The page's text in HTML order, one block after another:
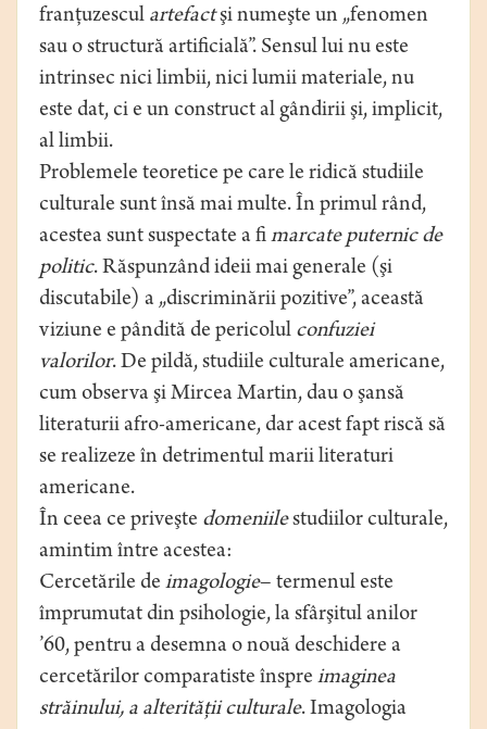
franţuzescul artefactşi numeşte un „fenomen
sau o structură artificială”. Sensul lui nu este
intrinsec nici limbii, nici lumii materiale, nu
este dat, ci e un construct al gândirii şi, implicit,
al limbii.
Problemele teoretice pe care le ridică studiile
culturale sunt însă mai multe. În primul rând,
acestea sunt suspectate a fimarcate puternic de
politic. Răspunzând ideii mai generale (şi
discutabile) a „discriminării pozitive”, această
viziune e pândită de pericolul confuziei
valorilor. De pildă, studiile culturale americane,
cum observa şi Mircea Martin, dau o şansă
literaturii afro-americane, dar acest fapt riscă să
se realizeze în detrimentul marii literaturi
americane.
În ceea ce priveşte domeniilestudiilor culturale,
amintim între acestea:
Cercetările de imagologie– termenul este
împrumutat din psihologie, la sfârşitul anilor
’60, pentru a desemna o nouă deschidere a
cercetărilor comparatiste înspre imaginea
străinului, a alterităţii culturale. Imagologia